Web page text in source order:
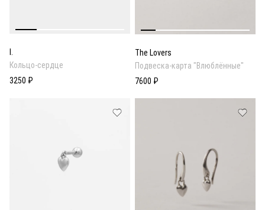
I.
Кольцо-сердце
3250 ₽
The Lovers
Подвеска-карта "Влюблённые"
7600 ₽